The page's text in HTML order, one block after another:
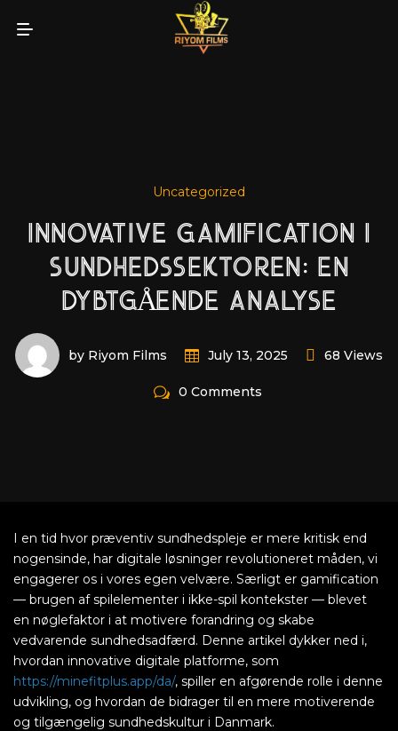
Uncategorized
INNOVATIVE GAMIFICATION I
SUNDHEDSSEKTOREN: EN
DYBTGÅENDE ANALYSE
by Riyom Films July 13, 2025 68 Views
0 Comments
I en tid hvor præventiv sundhedspleje er mere kritisk end
nogensinde, har digitale løsninger revolutioneret måden, vi
engagerer os i vores egen velvære. Særligt er gamification
— brugen af spilelementer i ikke-spil kontekster — blevet
en nøglefaktor i at motivere forandring og skabe
vedvarende sundhedsadfærd. Denne artikel dykker ned i,
hvordan innovative digitale platforme, som
https://minefitplus.app/da/, spiller en afgørende rolle i denne
udvikling, og hvordan de bidrager til en mere motiverende
og tilgængelig sundhedskultur i Danmark.